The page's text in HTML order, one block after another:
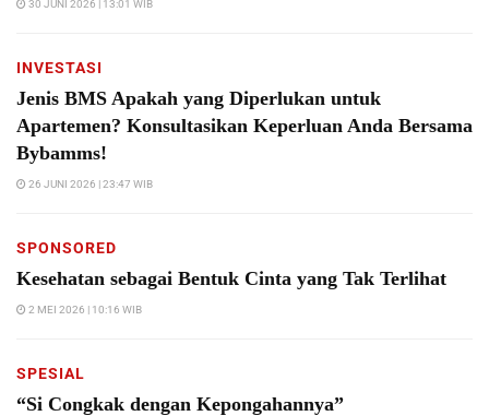
30 JUNI 2026 | 13:01 WIB
INVESTASI
Jenis BMS Apakah yang Diperlukan untuk
Apartemen? Konsultasikan Keperluan Anda Bersama
Bybamms!
26 JUNI 2026 | 23:47 WIB
SPONSORED
Kesehatan sebagai Bentuk Cinta yang Tak Terlihat
2 MEI 2026 | 10:16 WIB
SPESIAL
“Si Congkak dengan Kepongahannya”